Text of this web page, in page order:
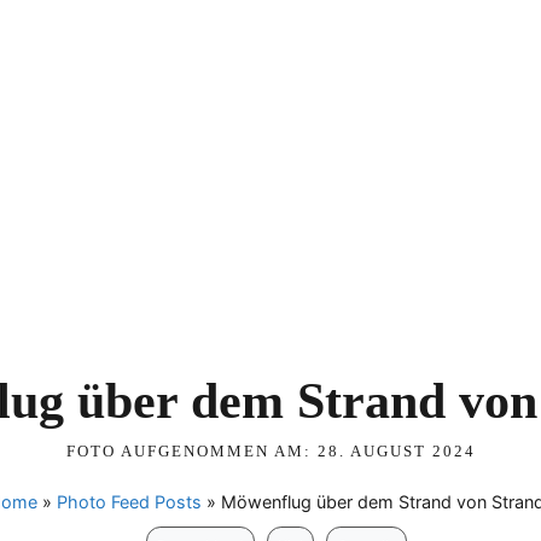
über dem Strand
FOTO AUFGENOMMEN AM: 28. AUGUST 2024
» Photo Feed Posts » Möwenflug über dem Strand von